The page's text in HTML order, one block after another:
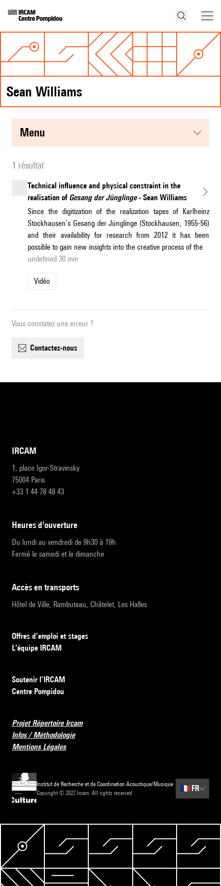
Sean Williams
menu
1 résultat
Technical influence and physical constraint in the
realisation of Gesang der Jünglinge- Sean Williams
Since the digitization of the realization tapes of Karlheinz
Stockhausen’s Gesang der Jünglinge (Stockhausen, 1955-56)
and their availability for research from 2012 it has been
possible to gain new insights into the creative process of the
undefined 30 min
Vidéo
Vous constatez une erreur ?
contactez-nous
IRCAM
1, place Igor-Stravinsky
75004 Paris
+33 1 44 78 48 43
heures d'ouverture
Du lundi au vendredi de 9h30 à 19h
Fermé le samedi et le dimanche
accès en transports
Hôtel de Ville, Rambuteau, Châtelet, Les Halles
Offres d’emploi et stages
L’équipe IRCAM
Soutenir l’IRCAM
Centre Pompidou
Projet Répertoire Ircam
Infos / Méthodologie
Mentions Légales
Institut de Recherche et de Coordination Acoustique/Musique
Copyright © 2022 Ircam. All rights reserved.
🇫🇷 FR